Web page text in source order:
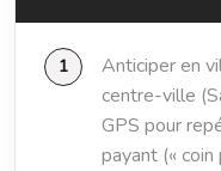
Anticiper en
centre-ville
GPS pour
payant (« coin